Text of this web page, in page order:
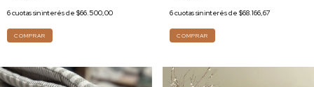
6cuotas sin interés de $66.500,00
COMPRAR
6cuotas sin interés de $68.166,67
COMPRAR